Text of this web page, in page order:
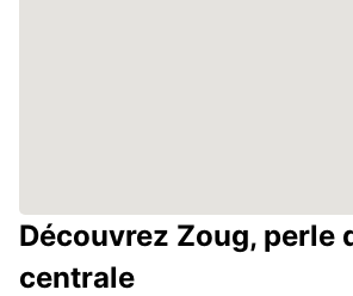
Découvrez Zoug, perle
centrale